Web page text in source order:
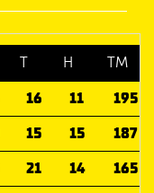
T H
TM
16 11
195
15 15
187
21 14
165